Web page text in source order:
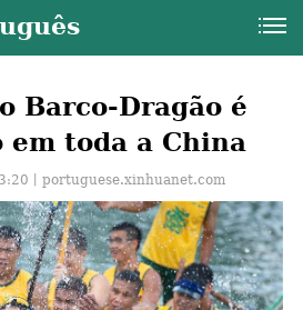
Barco-Dragão é
em toda a China
丨portuguese.xinhuanet.com